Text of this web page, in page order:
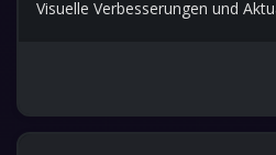
Visuelle Verbesserungen und